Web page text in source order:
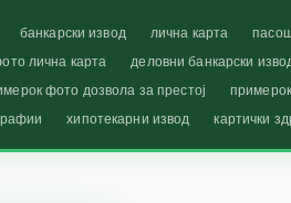
банкарски извод лична карта
лична карта деловни банкарски
фото дозвола за престој
хипотекарни извод картички